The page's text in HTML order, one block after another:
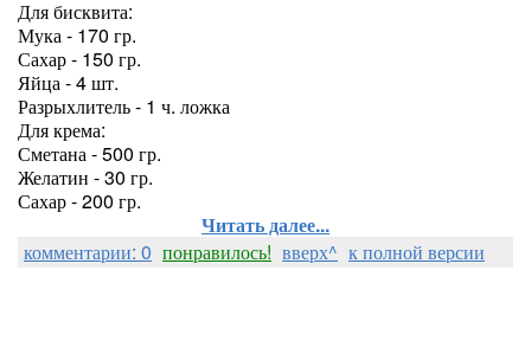
Для бисквита:
Мука - 170 гр.
Сахар - 150 гр.
Яйца - 4 шт.
Разрыхлитель - 1 ч. ложка
Для крема:
Сметана - 500 гр.
Желатин - 30 гр.
Сахар - 200 гр.
Читать далее...
комментарии: 0 понравилось! вверх^ к полной версии